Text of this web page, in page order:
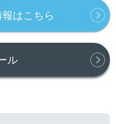
はこちら
ル